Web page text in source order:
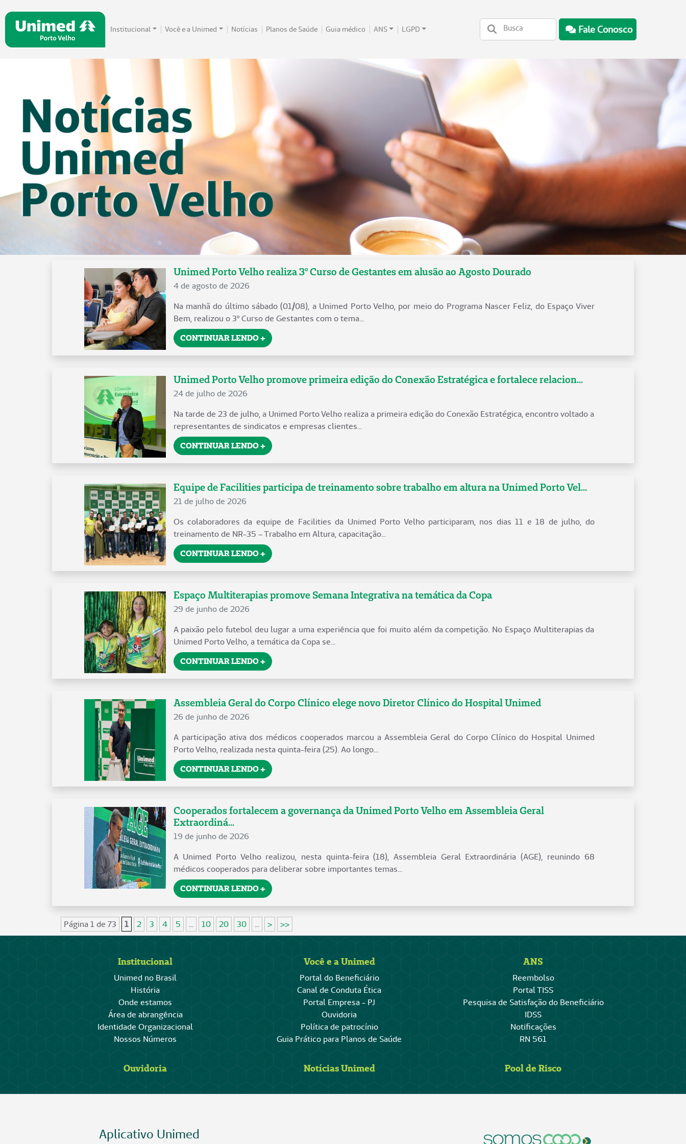
Institucional Você e a Unimed Notícias Planos de Saúde Guia médico ANS LGPD Fale Conosco
Unimed Porto Velho realiza 3º Curso de Gestantes em alusão ao Agosto Dourado
4 de agosto de 2026
Na manhã do último sábado (01/08), a Unimed Porto Velho, por meio do Programa Nascer Feliz, do Espaço Viver
Bem, realizou o 3º Curso de Gestantes com o tema...
CONTINUAR LENDO +
Unimed Porto Velho promove primeira edição do Conexão Estratégica e fortalece relacion...
24 de julho de 2026
Na tarde de 23 de julho, a Unimed Porto Velho realiza a primeira edição do Conexão Estratégica, encontro voltado a
representantes de sindicatos e empresas clientes...
CONTINUAR LENDO +
Equipe de Facilities participa de treinamento sobre trabalho em altura na Unimed Porto Vel...
21 de julho de 2026
Os colaboradores da equipe de Facilities da Unimed Porto Velho participaram, nos dias 11 e 18 de julho, do
treinamento de NR-35 – Trabalho em Altura, capacitação...
CONTINUAR LENDO +
Espaço Multiterapias promove Semana Integrativa na temática da Copa
29 de junho de 2026
A paixão pelo futebol deu lugar a uma experiência que foi muito além da competição. No Espaço Multiterapias da
Unimed Porto Velho, a temática da Copa se...
CONTINUAR LENDO +
Assembleia Geral do Corpo Clínico elege novo Diretor Clínico do Hospital Unimed
26 de junho de 2026
A participação ativa dos médicos cooperados marcou a Assembleia Geral do Corpo Clínico do Hospital Unimed
Porto Velho, realizada nesta quinta-feira (25). Ao longo...
CONTINUAR LENDO +
Cooperados fortalecem a governança da Unimed Porto Velho em Assembleia Geral
Extraordiná...
19 de junho de 2026
A Unimed Porto Velho realizou, nesta quinta-feira (18), Assembleia Geral Extraordinária (AGE), reunindo 68
médicos cooperados para deliberar sobre importantes temas...
CONTINUAR LENDO +
Página 1 de 73 1 2 3 4 5 ... 10 20 30 ... > >>
Institucional
Unimed no Brasil
História
Onde estamos
Área de abrangência
Identidade Organizacional
Nossos Números
Você e a Unimed
Portal do Beneficiário
Canal de Conduta Ética
Portal Empresa - PJ
Ouvidoria
Política de patrocínio
Guia Prático para Planos de Saúde
ANS
Reembolso
Portal TISS
Pesquisa de Satisfação do Beneficiário
IDSS
Notificações
RN 561
Ouvidoria Notícias Unimed Pool de Risco
Aplicativo Unimed